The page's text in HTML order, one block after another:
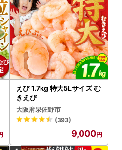
えび 1.7kg 特大5Lサイズ む
きえび
大阪府泉佐野市
(393)
9,000